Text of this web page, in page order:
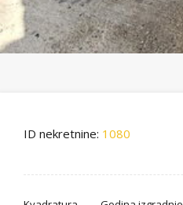
ID nekretnine: 1080